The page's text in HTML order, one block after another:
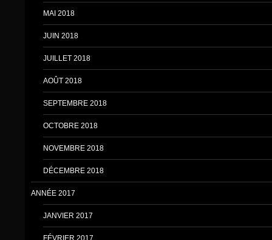
MAI 2018
JUIN 2018
JUILLET 2018
AOÛT 2018
SEPTEMBRE 2018
OCTOBRE 2018
NOVEMBRE 2018
DÉCEMBRE 2018
ANNÉE 2017
JANVIER 2017
FÉVRIER 2017